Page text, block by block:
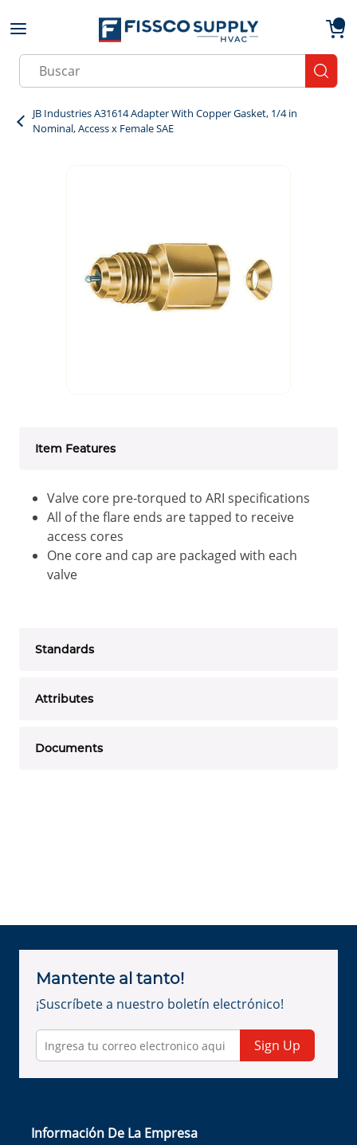
Skip to main content
Site Search
JB Industries A31614 Adapter With Copper Gasket, 1/4 in
Nominal, Access x Female SAE
Item Features
Valve core pre-torqued to ARI specifications
All of the flare ends are tapped to receive
access cores
One core and cap are packaged with each
valve
Standards
Attributes
Documents
Mantente al tanto!
¡Suscríbete a nuestro boletín electrónico!
Sign Up
Información De La Empresa